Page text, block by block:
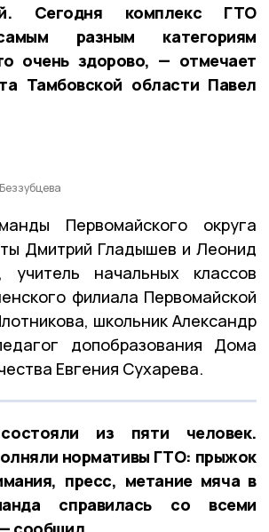
Сегодня комплекс ГТО
разным категориям
очень здорово, — отмечает
Тамбовской области Павел
Первомайского округа
Дмитрий Гладышев и Леонид
учитель начальных классов
филиала Первомайской
школьник Александр
допобразования Дома
Евгения Сухарева.
из пяти человек.
нормативы ГТО: прыжок
пресс, метание мяча в
справилась со всеми